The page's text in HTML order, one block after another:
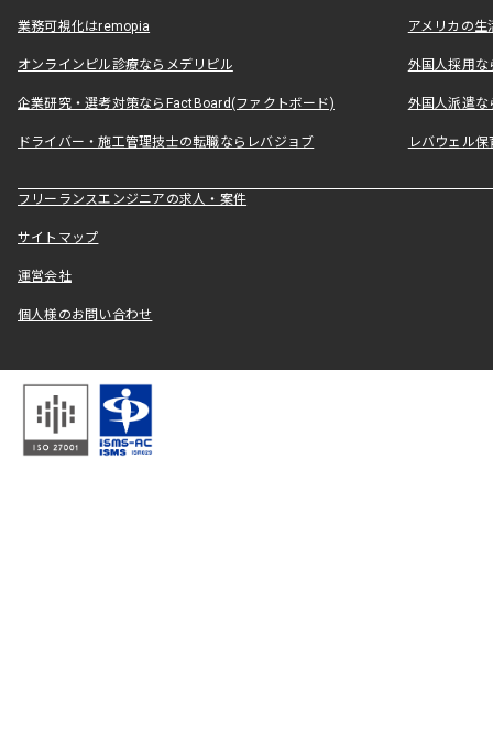
業務可視化はremopia アメリカの
オンラインピル診療ならメデリピル 外国人採用
企業研究・選考対策ならFactBoard(ファクトボード) 外国人派遣な
ドライバー・施工管理技士の転職ならレバジョブ レバウェル
フリーランスエンジニアの求人・案件
サイトマップ
運営会社
個人様のお問い合わせ